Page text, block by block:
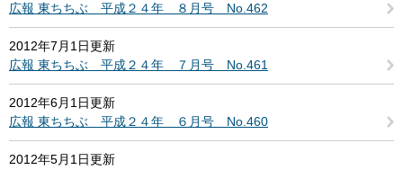
広報 東ちちぶ 平成２４年 ８月号 No.462
2012年7月1日更新
広報 東ちちぶ 平成２４年 ７月号 No.461
2012年6月1日更新
広報 東ちちぶ 平成２４年 ６月号 No.460
2012年5月1日更新